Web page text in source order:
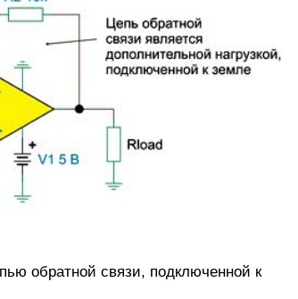
обратной связи, подключенной к